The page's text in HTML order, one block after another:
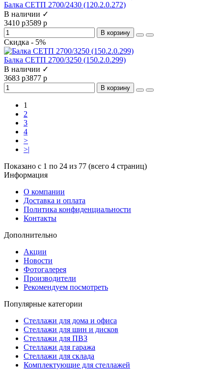
Балка СЕТП 2700/2430 (120.2.0.272)
В наличии ✓
3410 р3589 р
В корзину
Скидка - 5%
Балка СЕТП 2700/3250 (150.2.0.299)
В наличии ✓
3683 р3877 р
В корзину
1
2
3
4
>
>|
Показано с 1 по 24 из 77 (всего 4 страниц)
Информация
О компании
Доставка и оплата
Политика конфиденциальности
Контакты
Дополнительно
Акции
Новости
Фотогалерея
Производители
Рекомендуем посмотреть
Популярные категории
Стеллажи для дома и офиса
Стеллажи для шин и дисков
Стеллажи для ПВЗ
Стеллажи для гаража
Стеллажи для склада
Комплектующие для стеллажей